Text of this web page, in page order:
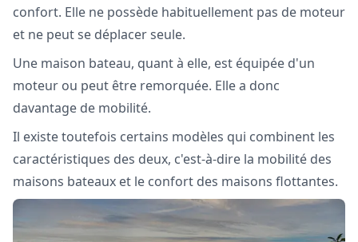
confort. Elle ne possède habituellement pas de moteur
et ne peut se déplacer seule.
Une maison bateau, quant à elle, est équipée d'un
moteur ou peut être remorquée. Elle a donc
davantage de mobilité.
Il existe toutefois certains modèles qui combinent les
caractéristiques des deux, c'est-à-dire la mobilité des
maisons bateaux et le confort des maisons flottantes.